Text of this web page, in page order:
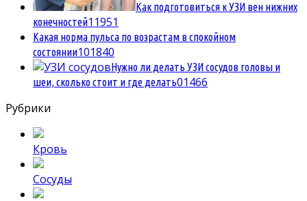
Как подготовиться к УЗИ вен нижних
конечностей1 1951
Какая норма пульса по возрастам в спокойном
состоянии101840
Нужно ли делать УЗИ сосудов головы и
шеи, сколько стоит и где делать01466
Рубрики
Кровь
Сосуды